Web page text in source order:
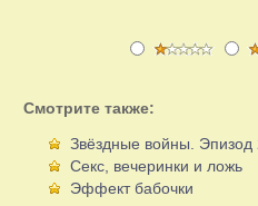
Смотрите также:
Звёздные войны. Эпизод
Секс, вечеринки и ложь
Эффект бабочки